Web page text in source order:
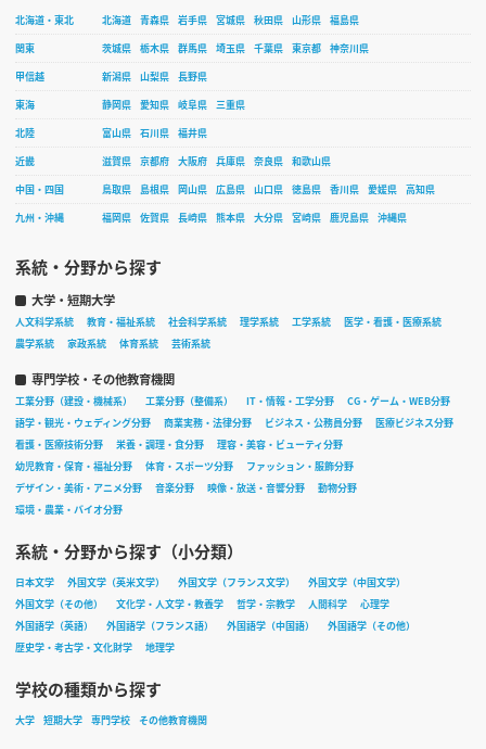
北海道・東北 北海道 青森県 岩手県 宮城県 秋田県 山形県
福島県
関東
茨城県 栃木県 群馬県 埼玉県 千葉県 東京都
神奈川県
甲信越
新潟県 山梨県
長野県
東海
静岡県 愛知県 岐阜県
三重県
北陸
富山県 石川県
福井県
近畿
滋賀県 京都府 大阪府 兵庫県 奈良県
和歌山県
中国・四国
鳥取県 島根県 岡山県 広島県 山口県 徳島県 香川県 愛媛県
高知県
九州・沖縄
福岡県 佐賀県 長崎県 熊本県 大分県 宮崎県 鹿児島県 沖縄県
系統・分野から探す
大学・短期大学
人文科学系統 教育・福祉系統 社会科学系統 理学系統 工学系統
医学・看護・医療系統
農学系統
家政系統 体育系統 芸術系統
専門学校・その他教育機関
工業分野（建設・機械系） 工業分野（整備系） IT・情報・工学分野
CG・ゲーム・WEB分野
語学・観光・ウェディング分野
商業実務・法律分野 ビジネス・公務員分野
医療ビジネス分野
看護・医療技術分野
栄養・調理・食分野
理容・美容・ビューティ分野
幼児教育・保育・福祉分野
体育・スポーツ分野
ファッション・服飾分野
デザイン・美術・アニメ分野
音楽分野 映像・放送・音響分野
動物分野
環境・農業・バイオ分野
系統・分野から探す（小分類）
日本文学 外国文学（英米文学） 外国文学（フランス文学）
外国文学（中国文学）
外国文学（その他）
文化学・人文学・教養学 哲学・宗教学 人間科学
心理学
外国語学（英語）
外国語学（フランス語） 外国語学（中国語）
外国語学（その他）
歴史学・考古学・文化財学
地理学
学校の種類から探す
大学 短期大学 専門学校 その他教育機関